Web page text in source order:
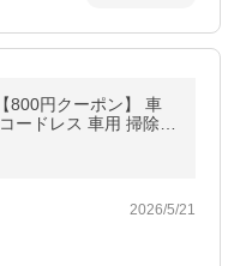
800円クーポン】 車
ードレス 車用 掃除機
湿両用 静音 軽量 家
2026/5/21